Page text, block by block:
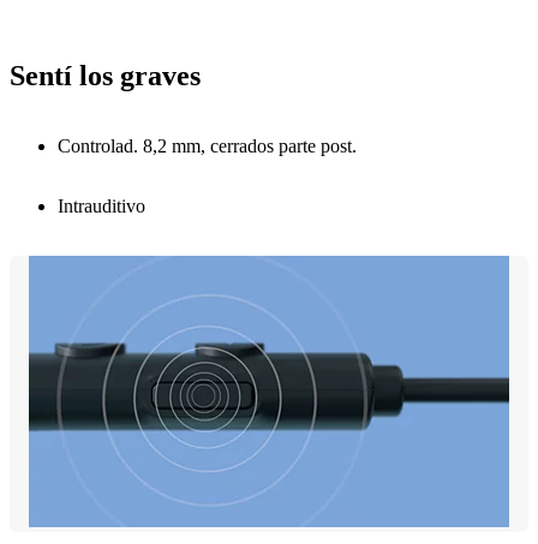
Sentí los graves
Controlad. 8,2 mm, cerrados parte post.
Intrauditivo